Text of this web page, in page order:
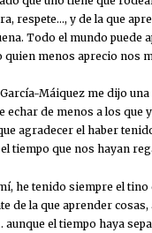
respete…, y de la que
Todo el mundo puede
quien menos aprecio nos
Máiquez me dijo una
echar de menos a los que
agradecer el haber
tiempo que nos hayan
he tenido siempre el tino
de la que aprender
aunque el tiempo haya